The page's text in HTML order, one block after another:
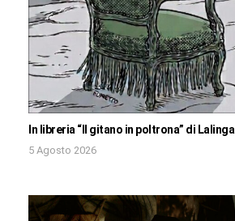
In libreria “Il gitano in poltrona” di Lalinga
5 Agosto 2026